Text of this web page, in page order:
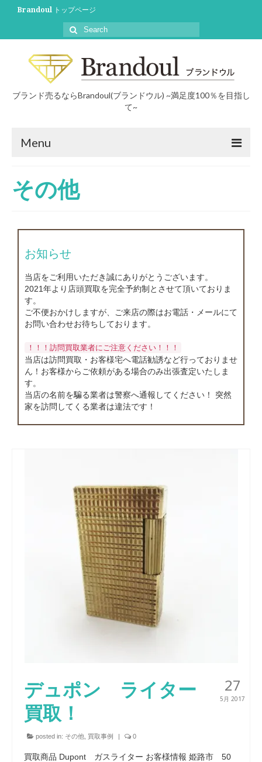
Brandoul トップページ
ブランド売るならBrandoul(ブランドウル) ~満足度100％を目指し
て~
Menu
買取について
ブログ
店舗情報
お問い合わせ
その他
お知らせ
当店をご利用いただき誠にありがとうございます。
2021年より店頭買取を完全予約制とさせて頂いておりま
す。
ご不便おかけしますが、ご来店の際はお電話・メールにて
お問い合わせお待ちしております。
！！！訪問買取業者にご注意ください！！！
当店は訪問買取・お客様宅へ電話勧誘など行っておりませ
ん！お客様からご依頼がある場合のみ出張査定いたしま
す。
当店の名前を騙る業者は警察へ通報してください！ 突然
家を訪問してくる業者は違法です！
27
5月 2017
デュポン ライター
買取！
posted in: その他 買取事例 | 0
買取商品 Dupont ガスライター お客様情報 姫路市 50